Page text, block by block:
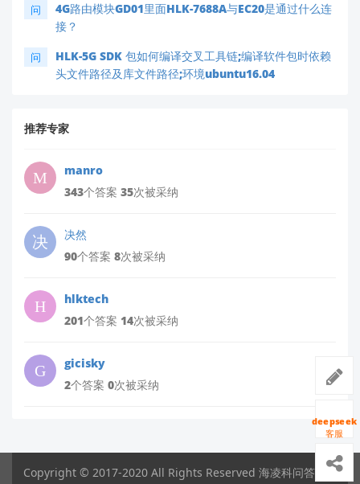
问
4G路由模块GD01里面HLK-7688A与EC20是通过什么连
接？
问
HLK-5G SDK 包如何编译交叉工具链;编译软件包时依赖
头文件路径及库文件路径;环境ubuntu16.04
推荐专家
manro
343个答案 35次被采纳
决然
90个答案 8次被采纳
hlktech
201个答案 14次被采纳
gicisky
2个答案 0次被采纳
Copyright © 2017-2020 All Rights Reserved 海凌科问答平台
deepseek
客服